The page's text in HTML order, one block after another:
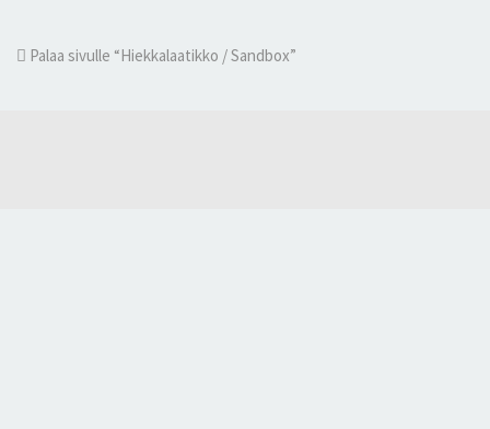
Palaa sivulle “Hiekkalaatikko / Sandbox”